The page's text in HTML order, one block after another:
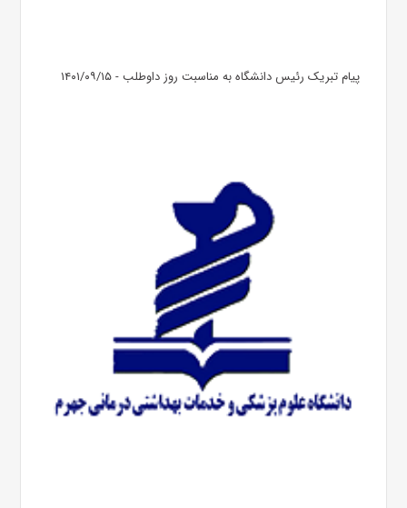
پیام تبریک رئیس دانشگاه به مناسبت روز داوطلب - ۱۴۰۱/۰۹/۱۵